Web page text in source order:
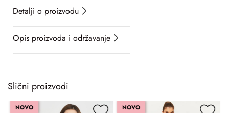
Detalji o proizvodu
Opis proizvoda i održavanje
Slični proizvodi
NOVO NOVO